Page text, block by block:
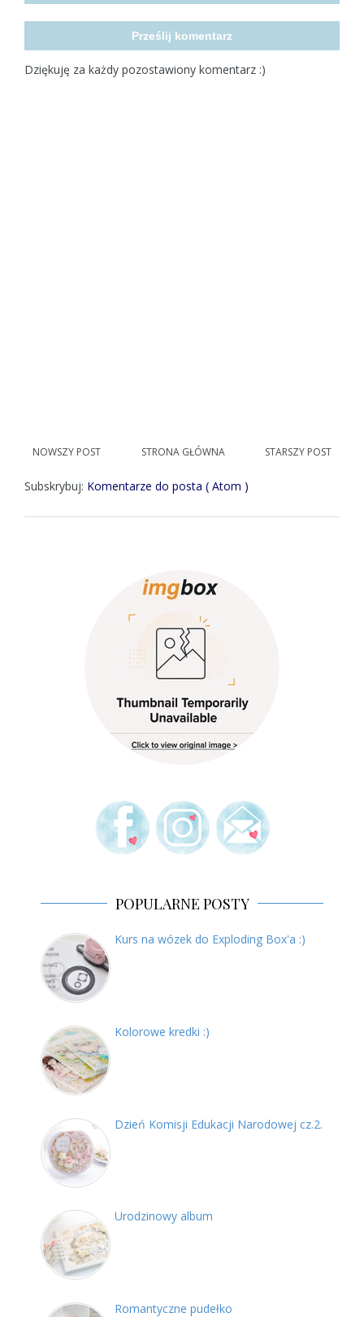
Prześlij komentarz
Dziękuję za każdy pozostawiony komentarz :)
NOWSZY POST STARSZY POST
STRONA GŁÓWNA
Subskrybuj: Komentarze do posta ( Atom )
POPULARNE POSTY
Kurs na wózek do Exploding Box'a :)
Kolorowe kredki :)
Dzień Komisji Edukacji Narodowej cz.2.
Urodzinowy album
Romantyczne pudełko